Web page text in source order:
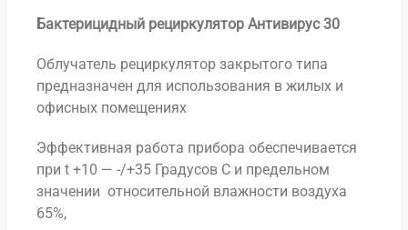
Бактерицидный рециркулятор Антивирус 30
Облучатель рециркулятор закрытого типа
предназначен для использования в жилых и
офисных помещениях
Эффективная работа прибора обеспечивается
при t +10 — -/+35 Градусов С и предельном
значении относительной влажности воздуха
65%,